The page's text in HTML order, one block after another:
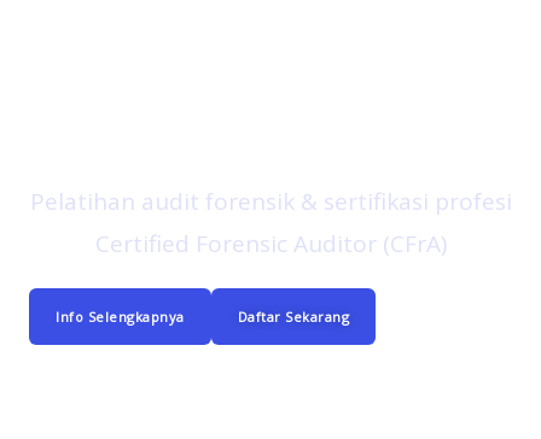
Pelatihan audit forensik & sertifikasi profesi
Certified Forensic Auditor (CFrA)
Info Selengkapnya Daftar Sekarang